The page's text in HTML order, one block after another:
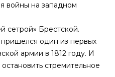
войны на западном
сетрой» Брестской.
один из первых
армии в 1812 году. И
стремительное